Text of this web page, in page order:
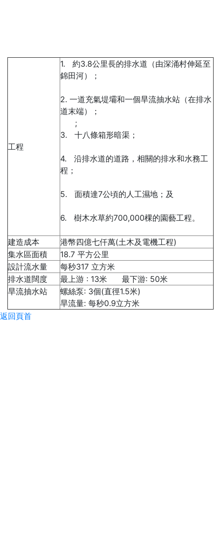
工程
1. 約3.8公里長的排水道（由深涌村伸延至
錦田河）；
2. 一道充氣堤壩和一個旱流抽水站（在排水
道末端）；
;
3. 十八條箱形暗渠；
4. 沿排水道的道路，相關的排水和水務工
程；
5. 面積達7公頃的人工濕地；及
6. 樹木水草約700,000棵的園藝工程。
建造成本
港幣四億七仟萬(土木及電機工程)
集水區面積
18.7 平方公里
設計流水量
每秒317 立方米
排水道闊度
最上游 : 13米 最下游: 50米
旱流抽水站
螺絲泵: 3個(直徑1.5米)
旱流量: 每秒0.9立方米
返回頁首